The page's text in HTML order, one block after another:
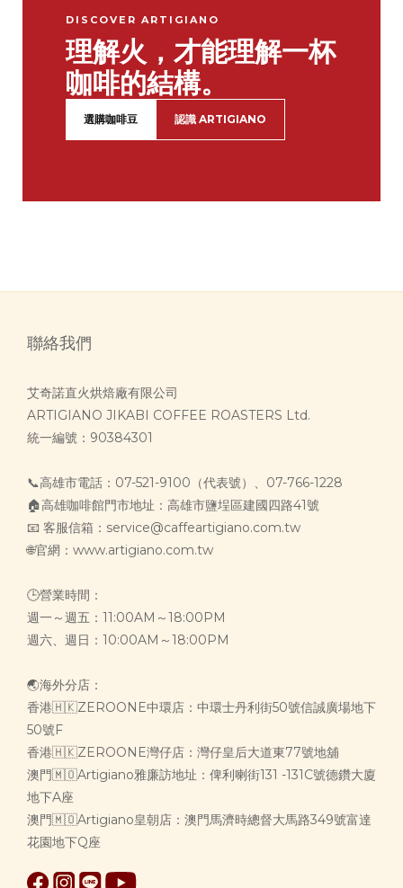
DISCOVER ARTIGIANO
理解火，才能理解一杯
咖啡的結構。
選購咖啡豆 認識 ARTIGIANO
聯絡我們
艾奇諾直火烘焙廠有限公司
ARTIGIANO JIKABI COFFEE ROASTERS Ltd.
統一編號：90384301
📞高雄市電話：07-521-9100（代表號）、07-766-1228
🏠高雄咖啡館門市地址：高雄市鹽埕區建國四路41號
📧 客服信箱：service@caffeartigiano.com.tw
🌐官網：www.artigiano.com.tw
🕒營業時間：
週一～週五：11:00AM～18:00PM
週六、週日：10:00AM～18:00PM
🌏海外分店：
香港🇭🇰ZEROONE中環店：中環士丹利街50號信誠廣場地下
50號F
香港🇭🇰ZEROONE灣仔店：灣仔皇后大道東77號地舖
澳門🇲🇴Artigiano雅廉訪地址：俾利喇街131 -131C號德鑽大廈
地下A座
澳門🇲🇴Artigiano皇朝店：澳門馬濟時總督大馬路349號富達
花園地下Q座